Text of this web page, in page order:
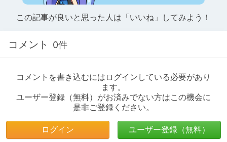
この記事が良いと思った人は「いいね」してみよう！
コメント 0件
コメントを書き込むにはログインしている必要があり
ます。
ユーザー登録（無料）がお済みでない方はこの機会に
是非ご登録ください。
ログイン ユーザー登録（無料）